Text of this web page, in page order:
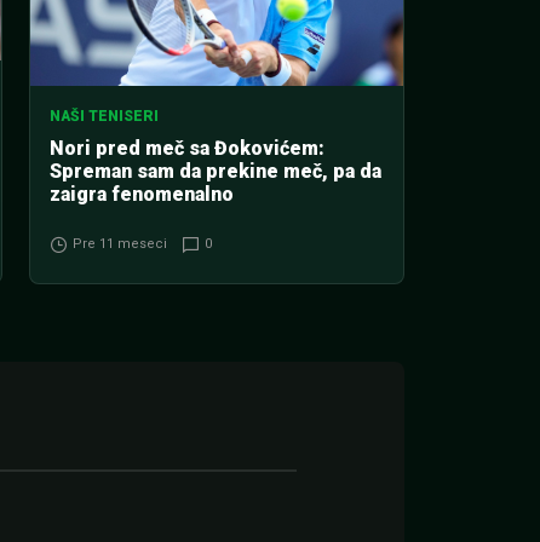
NAŠI TENISERI
Nori pred meč sa Đokovićem:
Spreman sam da prekine meč, pa da
zaigra fenomenalno
Pre 11 meseci 0